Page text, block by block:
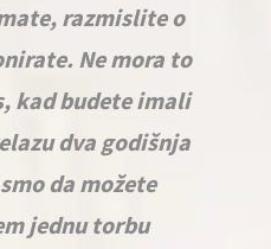
razmislite o
Ne mora to
kad budete imali
dva godišnja
da možete
jednu torbu